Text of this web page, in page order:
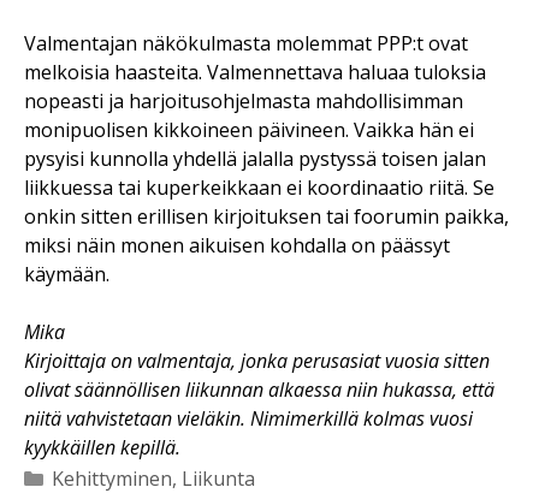
Valmentajan näkökulmasta molemmat PPP:t ovat
melkoisia haasteita. Valmennettava haluaa tuloksia
nopeasti ja harjoitusohjelmasta mahdollisimman
monipuolisen kikkoineen päivineen. Vaikka hän ei
pysyisi kunnolla yhdellä jalalla pystyssä toisen jalan
liikkuessa tai kuperkeikkaan ei koordinaatio riitä. Se
onkin sitten erillisen kirjoituksen tai foorumin paikka,
miksi näin monen aikuisen kohdalla on päässyt
käymään.
Mika
Kirjoittaja on valmentaja, jonka perusasiat vuosia sitten
olivat säännöllisen liikunnan alkaessa niin hukassa, että
niitä vahvistetaan vieläkin. Nimimerkillä kolmas vuosi
kyykkäillen kepillä.
Kategoriat
Kehittyminen, Liikunta